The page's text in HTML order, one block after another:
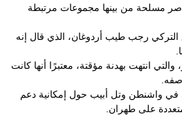
مسلحة من بينها مجموعات مرتبطة
التركي رجب طيب أردوغان، الذي قال إنه
.
تلك التطورات وبين هجمات أمريكية وإسرائيلية سابقة ضد إيران في ٢٨ فبراير، والتي انتهت بهدنة مؤقتة، معتبرًا أنها كانت
.
في واشنطن وتل أبيب حول إمكانية دعم
على طهران.